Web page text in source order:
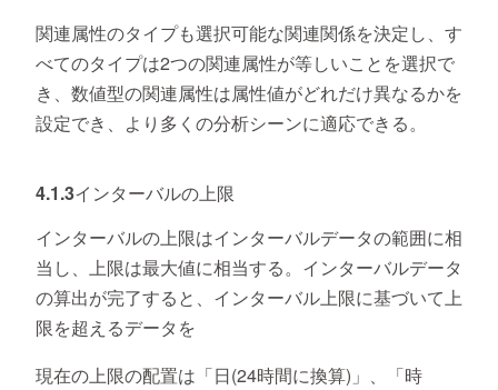
関連属性のタイプも選択可能な関連関係を決定し、す
べてのタイプは2つの関連属性が等しいことを選択で
き、数値型の関連属性は属性値がどれだけ異なるかを
設定でき、より多くの分析シーンに適応できる。
4.1.3インターバルの上限
インターバルの上限はインターバルデータの範囲に相
当し、上限は最大値に相当する。インターバルデータ
の算出が完了すると、インターバル上限に基づいて上
限を超えるデータを
現在の上限の配置は「日(24時間に換算)」、「時